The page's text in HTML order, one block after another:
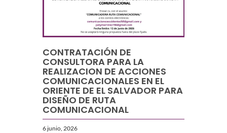
CONTRATACIÓN DE
CONSULTORA PARA LA
REALIZACION DE ACCIONES
COMUNICACIONALES EN EL
ORIENTE DE EL SALVADOR PARA
DISEÑO DE RUTA
COMUNICACIONAL
6 junio, 2026